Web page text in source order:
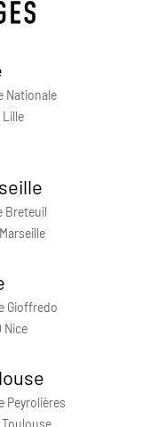
Nationale
Lille
Breteuil
Gioffredo
Nice
Peyrolières
Toulouse